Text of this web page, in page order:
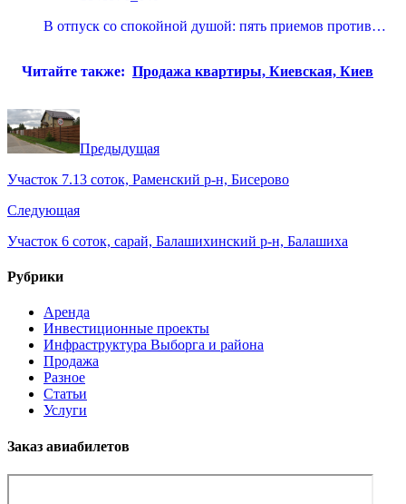
В отпуск со спокойной душой: пять приемов против…
Читайте также: Продажа квартиры, Киевская, Киев
Предыдущая
Участок 7.13 соток, Раменский р-н, Бисерово
Следующая
Участок 6 соток, сарай, Балашихинский р-н, Балашиха
Рубрики
Аренда
Инвестиционные проекты
Инфраструктура Выборга и района
Продажа
Разное
Статьи
Услуги
Заказ авиабилетов